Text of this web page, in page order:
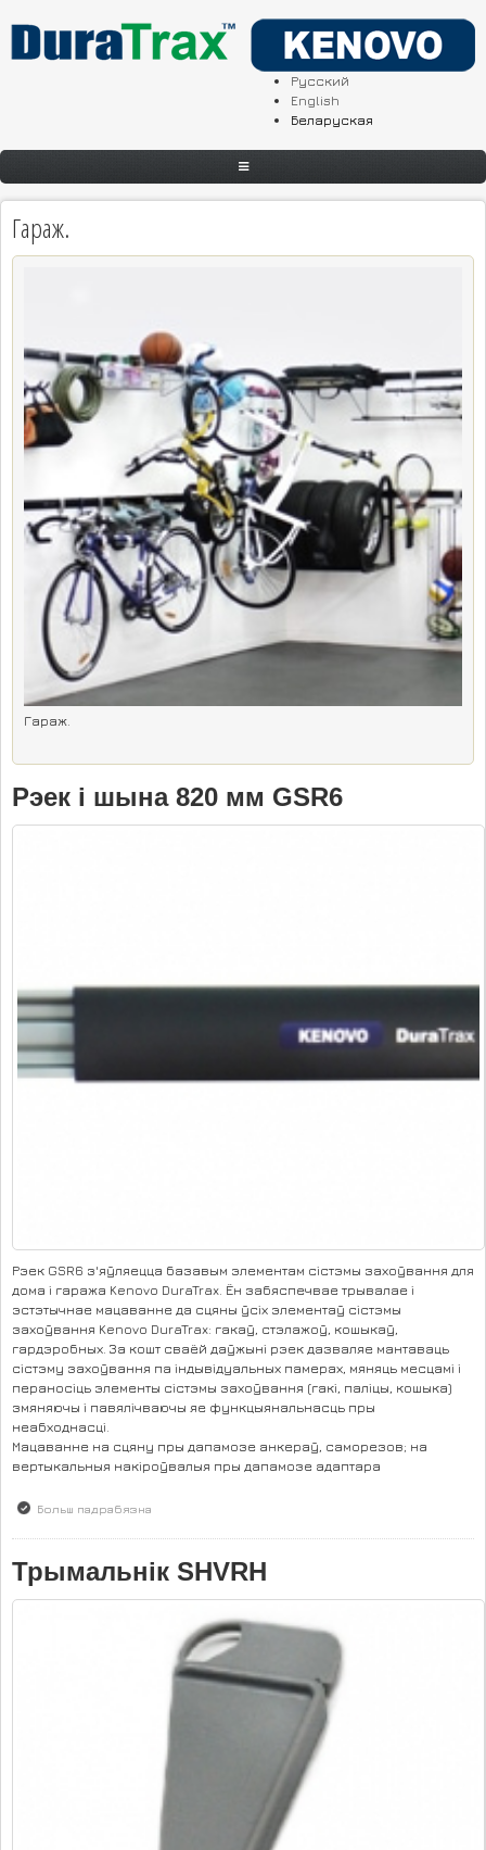
Перайсці да асноўнага змесціва
Русский
English
Беларуская
ГАЛОУНАЯ
АБ КАМПАНІІ
КАТАЛОГ ПА ПРЫЗНАЧЭННІ
ГАЛЕРЭЯ
ДЗЕ КУПIЦЬ
КАРТА САЙТА
КАНТАКТЫ
Гараж.
Гараж.
Рэек i шына 820 мм GSR6
Рэек GSR6 з'яўляецца базавым элементам сістэмы захоўвання для
дома і гаража Kenovo DuraTrax. Ён забяспечвае трывалае і
эстэтычнае мацаванне да сцяны ўсіх элементаў сістэмы
захоўвання Kenovo DuraTrax: гакаў, стэлажоў, кошыкаў,
гардэробных. За кошт сваёй даўжыні рэек дазваляе мантаваць
сістэму захоўвання па індывідуальных памерах, мяняць месцамі і
пераносіць элементы сістэмы захоўвання (гакі, паліцы, кошыка)
змяняючы і павялічваючы яе функцыянальнасць пры
неабходнасці.
Мацаванне на сцяну пры дапамозе анкераў, саморезов; на
вертыкальныя накіроўвалыя пры дапамозе адаптара
Больш падрабязна
Трымальнік SHVRH